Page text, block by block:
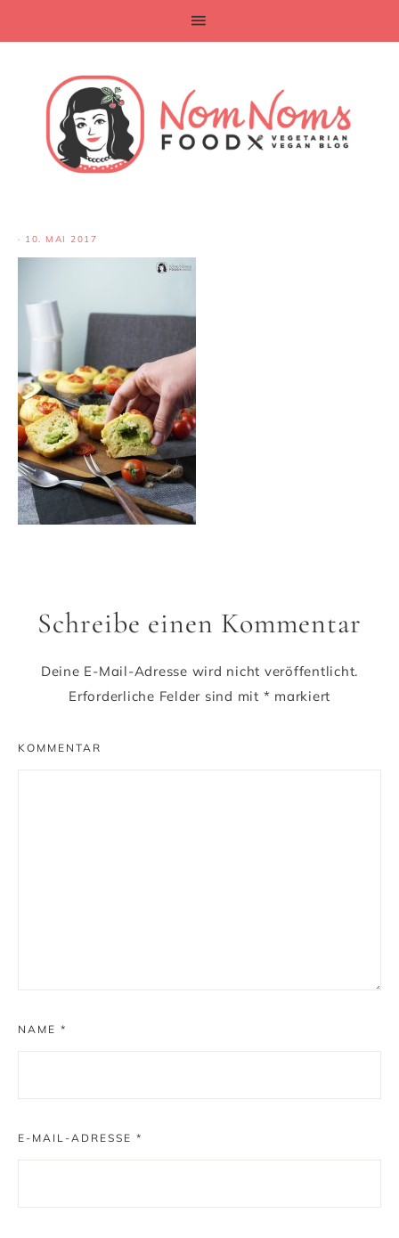
· 10. MAI 2017
Schreibe einen Kommentar
Deine E-Mail-Adresse wird nicht veröffentlicht.
Erforderliche Felder sind mit * markiert
KOMMENTAR
NAME *
E-MAIL-ADRESSE *